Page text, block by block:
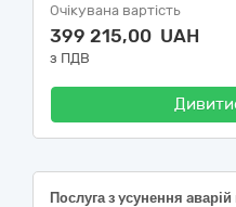
Очікувана вартість
399 215,00 UAH
з ПДВ